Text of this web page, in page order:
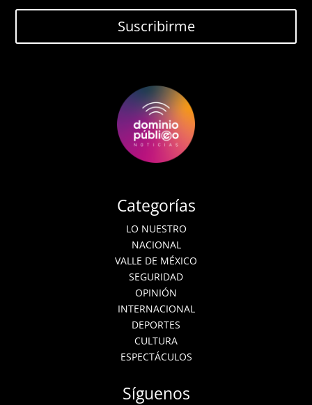
Suscribirme
Categorías
LO NUESTRO
NACIONAL
VALLE DE MÉXICO
SEGURIDAD
OPINIÓN
INTERNACIONAL
DEPORTES
CULTURA
ESPECTÁCULOS
Síguenos